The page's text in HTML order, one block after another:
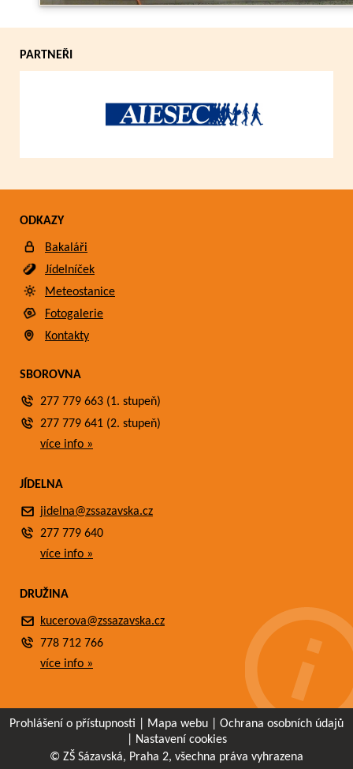
PARTNEŘI
ODKAZY
Bakaláři
Jídelníček
Meteostanice
Fotogalerie
Kontakty
SBOROVNA
277 779 663 (1. stupeň)
277 779 641 (2. stupeň)
více info »
JÍDELNA
jidelna@zssazavska.cz
277 779 640
více info »
DRUŽINA
kucerova@zssazavska.cz
778 712 766
více info »
Prohlášení o přístupnosti Mapa webu
Ochrana osobních údajů
Nastavení cookies
© ZŠ Sázavská, Praha 2, všechna práva vyhrazena